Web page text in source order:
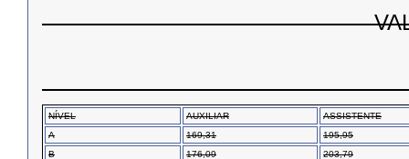
VALOR POR
NÍVEL AUXILIAR
ASSISTENTE
A
169,31
195,95
B
176,09
203,79